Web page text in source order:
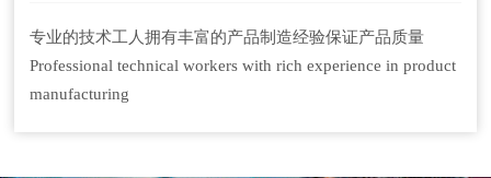
专业的技术工人拥有丰富的产品制造经验保证产品质量
Professional technical workers with rich experience in product
manufacturing